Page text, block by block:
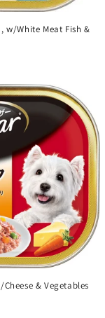
w/White Meat Fish &
& Vegetables